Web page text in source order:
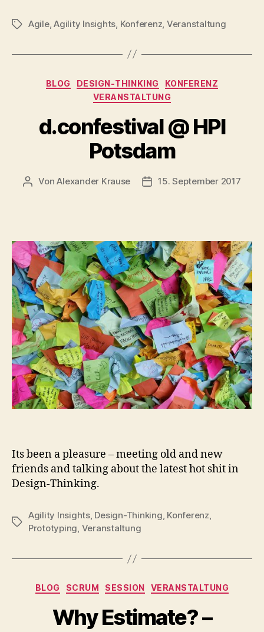
Schlagwörter
Agile,Agility Insights Konferenz Veranstaltung
Kategorien
BLOG DESIGN-THINKING
KONFERENZ
VERANSTALTUNG
d.confestival @ HPI
Potsdam
Beitragsautor
VonAlexander Krause Beitragsdatum
15. September 2017
Its been a pleasure – meeting old and new
friends and talking about the latest hot shit in
Design-Thinking.
Schlagwörter
Agility Insights, Design-Thinking, Konferenz,
Prototyping, Veranstaltung
Kategorien
BLOG SCRUM SESSION VERANSTALTUNG
Why Estimate? –